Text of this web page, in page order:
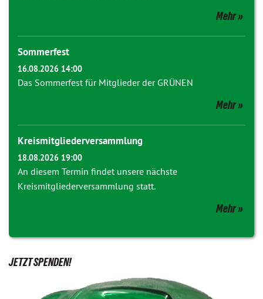
Mehr
Sommerfest
16.08.2026 14:00
Das Sommerfest für Mitglieder der GRÜNEN
Mehr
Kreismitgliederversammlung
18.08.2026 19:00
An diesem Termin findet unsere nächste
Kreismitgliederversammlung statt.
Mehr
JETZT SPENDEN!